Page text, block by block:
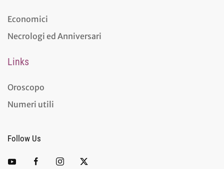
Economici
Necrologi ed Anniversari
Links
Oroscopo
Numeri utili
Follow Us